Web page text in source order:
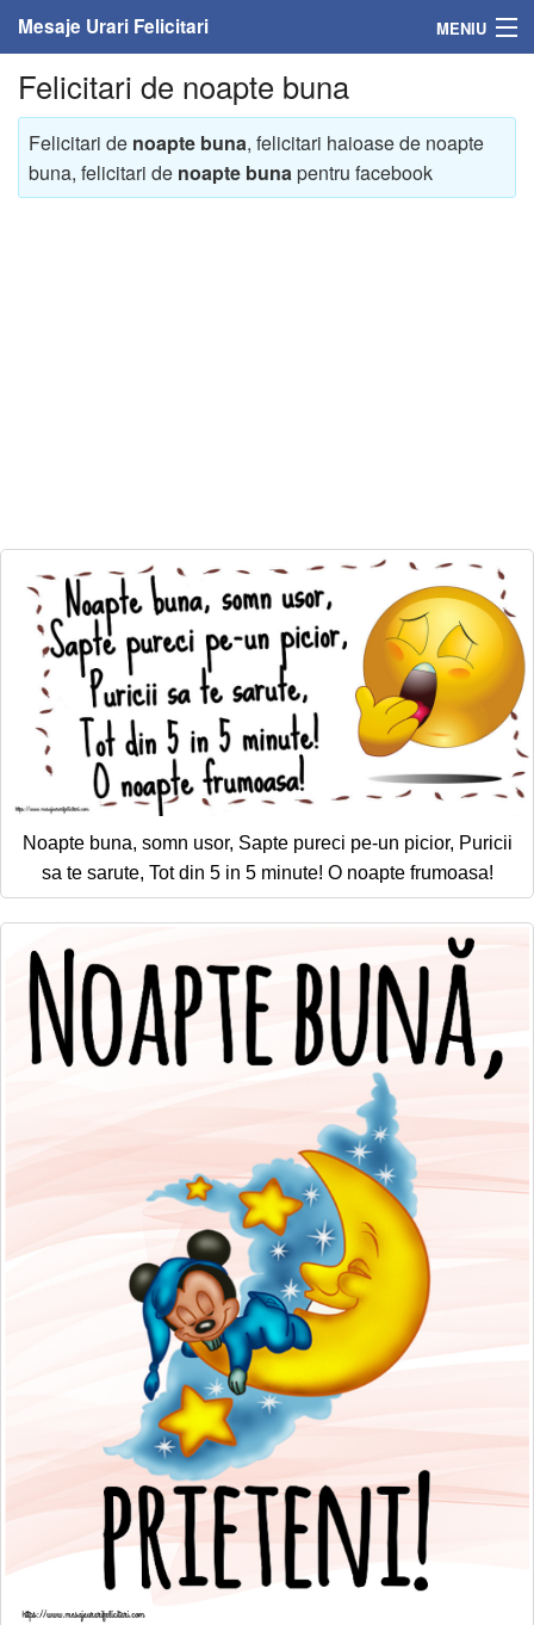
Mesaje Urari Felicitari MENIU
Home
Mesaje
Felicitari
Felicitari muzicale
Felicitari muzicale personalizate
Felicitari animate
Invitatii personalizate
Conecteaza-te
Felicitari de noapte buna
Felicitari de noapte buna, felicitari haioase de noapte
buna, felicitari de noapte buna pentru facebook
Noapte buna, somn usor, Sapte pureci pe-un picior, Puricii
sa te sarute, Tot din 5 in 5 minute! O noapte frumoasa!